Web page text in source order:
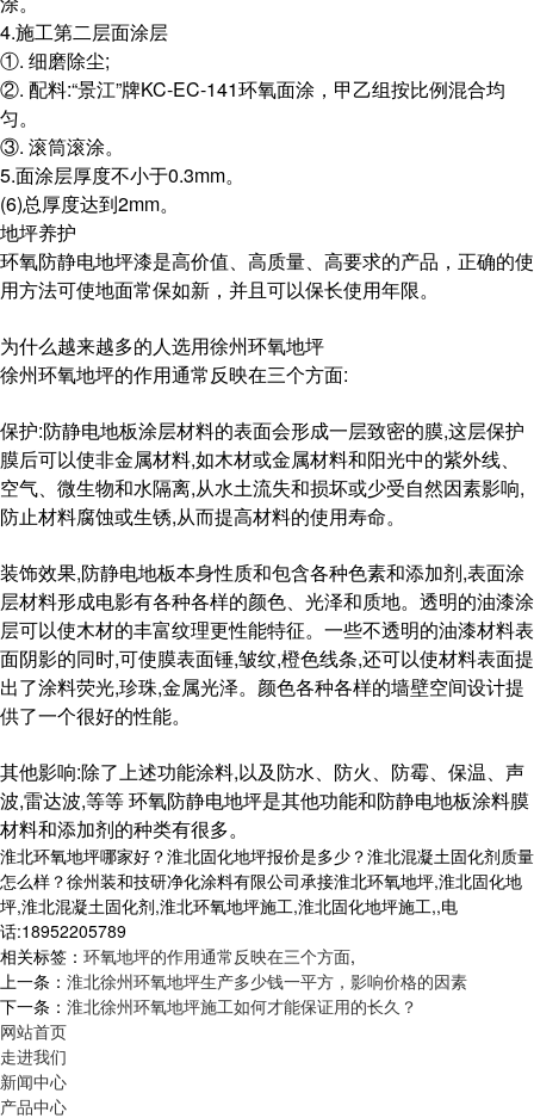
4.施工第二层面涂层
①. 细磨除尘;
②. 配料:“景江”牌KC-EC-141环氧面涂，甲乙组按比例混合均
匀。
③. 滚筒滚涂。
5.面涂层厚度不小于0.3mm。
(6)总厚度达到2mm。
地坪养护
环氧防静电地坪漆是高价值、高质量、高要求的产品，正确的使
用方法可使地面常保如新，并且可以保长使用年限。
为什么越来越多的人选用徐州环氧地坪
徐州环氧地坪的作用通常反映在三个方面:
保护:防静电地板涂层材料的表面会形成一层致密的膜,这层保护
膜后可以使非金属材料,如木材或金属材料和阳光中的紫外线、
空气、微生物和水隔离,从水土流失和损坏或少受自然因素影响,
防止材料腐蚀或生锈,从而提高材料的使用寿命。
装饰效果,防静电地板本身性质和包含各种色素和添加剂,表面涂
层材料形成电影有各种各样的颜色、光泽和质地。透明的油漆涂
层可以使木材的丰富纹理更性能特征。一些不透明的油漆材料表
面阴影的同时,可使膜表面锤,皱纹,橙色线条,还可以使材料表面提
出了涂料荧光,珍珠,金属光泽。颜色各种各样的墙壁空间设计提
供了一个很好的性能。
其他影响:除了上述功能涂料,以及防水、防火、防霉、保温、声
波,雷达波,等等 环氧防静电地坪是其他功能和防静电地板涂料膜
材料和添加剂的种类有很多。
淮北环氧地坪哪家好？淮北固化地坪报价是多少？淮北混凝土固化剂质量
怎么样？徐州装和技研净化涂料有限公司承接淮北环氧地坪,淮北固化地
坪,淮北混凝土固化剂,淮北环氧地坪施工,淮北固化地坪施工,,电
话:18952205789
相关标签： 环氧地坪的作用通常反映在三个方面,
上一条： 淮北徐州环氧地坪生产多少钱一平方，影响价格的因素
下一条： 淮北徐州环氧地坪施工如何才能保证用的长久？
网站首页
走进我们
新闻中心
产品中心